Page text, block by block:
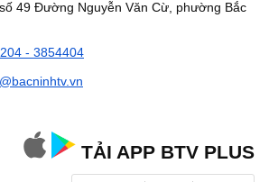
Nguyễn Văn Cừ, phường Bắc
- 3854404
TẢI APP BTV PLUS